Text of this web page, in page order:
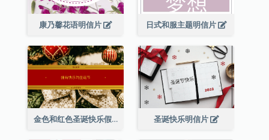
康乃馨花语明信片 日式和服主题明信片
金色和红色圣诞快乐假期明信片 圣诞快乐明信片